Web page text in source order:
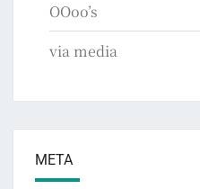
OOoo’s
via media
META